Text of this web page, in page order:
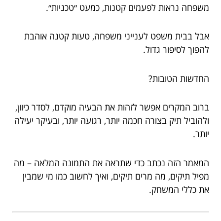
משפחה נראות לפעמים קטנות, כמעט ״טכניות״.
אבל בבית משפט לענייני משפחה, טעות קטנה אוהבת
להפוך לסיפור גדול.
החדשות הטובות?
ברוב המקרים אפשר לזהות את הבעיה מוקדם, לסדר כיוון,
ולהוביל תיק בצורה חכמה יותר, רגועה יותר, ובעיקר יעילה
יותר.
המאמר הזה נכתב כדי שתראה את התמונה המלאה – מה
מפיל תיקים, מה מרים תיקים, ואיך לחשוב כמו מי שמבין
את כללי המשחק.